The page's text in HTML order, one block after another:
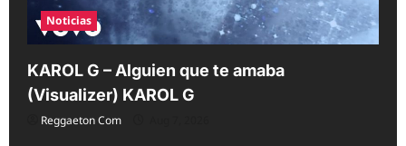
Noticias
KAROL G – Alguien que te amaba
(Visualizer) KAROL G
Reggaeton Com